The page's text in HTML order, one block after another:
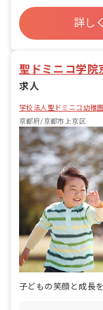
他、日
社会保険完備
退
詳し
聖ドミニコ学院
求人
学校法人聖ドミニコ幼稚園
京都府/京都市上京区